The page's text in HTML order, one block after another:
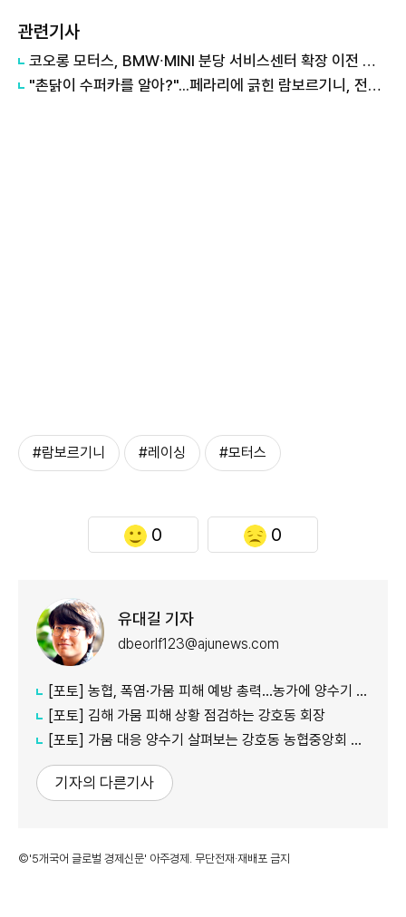
관련기사
코오롱 모터스, BMW∙MINI 분당 서비스센터 확장 이전 오픈
"촌닭이 수퍼카를 알아?"...페라리에 긁힌 람보르기니, 전설이 되다
#람보르기니 #레이싱 #모터스
0 0
유대길 기자
dbeorlf123@ajunews.com
[포토] 농협, 폭염·가뭄 피해 예방 총력…농가에 양수기 지원
[포토] 김해 가뭄 피해 상황 점검하는 강호동 회장
[포토] 가뭄 대응 양수기 살펴보는 강호동 농협중앙회 회장
기자의 다른기사
©'5개국어 글로벌 경제신문' 아주경제. 무단전재·재배포 금지